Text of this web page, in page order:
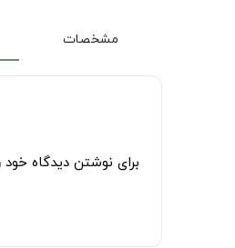
مشخصات
برای نوشتن دیدگاه خود